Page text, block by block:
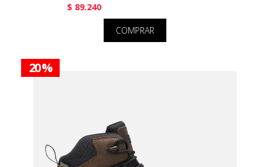
$ 89.240
COMPRAR
20 %